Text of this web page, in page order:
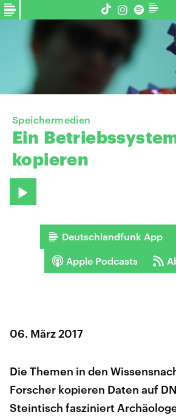
Speichermedien
Ein
kopieren
Deutschlandfunk App
Apple Podcasts
06. März 2017
Die Themen in den
Forscher kopieren Daten auf
Steintisch fasziniert